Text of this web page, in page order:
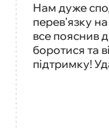
Нам дуже
перев'язку
все пояснив
боротися та
підтримку!